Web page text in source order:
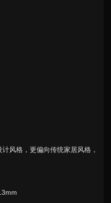
风格，更偏向传统家居风格，